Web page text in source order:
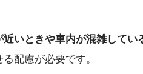
いときや車内が混雑してい
配慮が必要です。